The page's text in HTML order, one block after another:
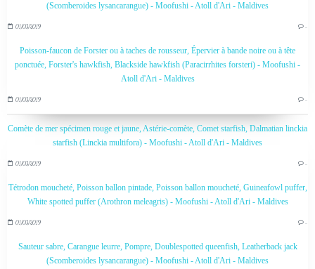
(Scomberoides lysancarangue) - Moofushi - Atoll d'Ari - Maldives
01/03/2019 …
Poisson-faucon de Forster ou à taches de rousseur, Épervier à bande noire ou à tête
ponctuée, Forster's hawkfish, Blackside hawkfish (Paracirrhites forsteri) - Moofushi -
Atoll d'Ari - Maldives
01/03/2019 …
Comète de mer spécimen rouge et jaune, Astérie-comète, Comet starfish, Dalmatian linckia
starfish (Linckia multifora) - Moofushi - Atoll d'Ari - Maldives
01/03/2019 …
Tétrodon moucheté, Poisson ballon pintade, Poisson ballon moucheté, Guineafowl puffer,
White spotted puffer (Arothron meleagris) - Moofushi - Atoll d'Ari - Maldives
01/03/2019 …
Sauteur sabre, Carangue leurre, Pompre, Doublespotted queenfish, Leatherback jack
(Scomberoides lysancarangue) - Moofushi - Atoll d'Ari - Maldives